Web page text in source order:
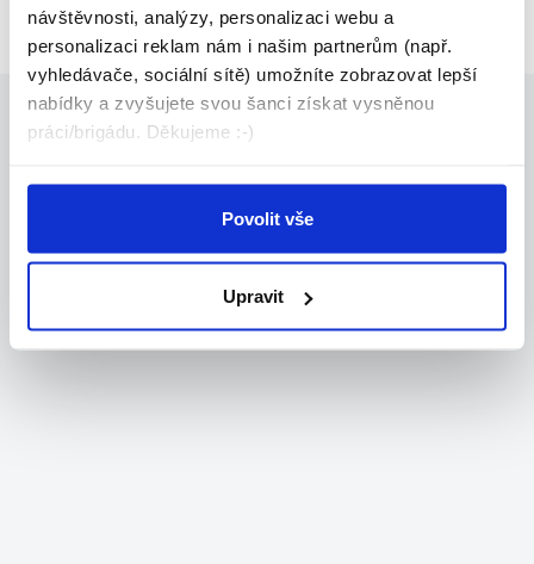
návštěvnosti, analýzy, personalizaci webu a
personalizaci reklam nám i našim partnerům (např.
vyhledávače, sociální sítě) umožníte zobrazovat lepší
nabídky a zvyšujete svou šanci získat vysněnou
práci/brigádu. Děkujeme :-)
Povolit vše
Upravit